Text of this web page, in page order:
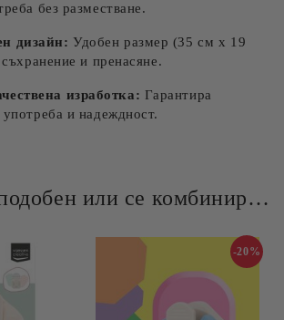
без разместване.
дизайн: Удобен размер (35 см х 19
и пренасяне.
изработка: Гарантира
употреба и надеждност.
Продукта е подобен или се комбинира добре и със следните продукти :
-20%